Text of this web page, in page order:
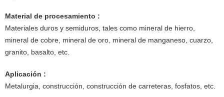
Material de procesamiento :
Materiales duros y semiduros, tales como mineral de hierro,
mineral de cobre, mineral de oro, mineral de manganeso, cuarzo,
granito, basalto, etc.
Aplicación :
Metalurgia, construcción, construcción de carreteras, fosfatos, etc.